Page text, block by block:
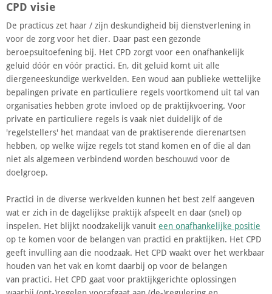
CPD visie
De practicus zet haar / zijn deskundigheid bij dienstverlening in
voor de zorg voor het dier. Daar past een gezonde
beroepsuitoefening bij. Het CPD zorgt voor een onafhankelijk
geluid dóór en vóór practici. En, dit geluid komt uit alle
diergeneeskundige werkvelden. Een woud aan publieke wettelijke
bepalingen private en particuliere regels voortkomend uit tal van
organisaties hebben grote invloed op de praktijkvoering. Voor
private en particuliere regels is vaak niet duidelijk of de
'regelstellers' het mandaat van de praktiserende dierenartsen
hebben, op welke wijze regels tot stand komen en of die al dan
niet als algemeen verbindend worden beschouwd voor de
doelgroep.
Practici in de diverse werkvelden kunnen het best zelf aangeven
wat er zich in de dagelijkse praktijk afspeelt en daar (snel) op
inspelen. Het blijkt noodzakelijk vanuit een onafhankelijke positie
op te komen voor de belangen van practici en praktijken. Het CPD
geeft invulling aan die noodzaak. Het CPD waakt over het werkbaar
houden van het vak en komt daarbij op voor de belangen
van practici. Het CPD gaat voor praktijkgerichte oplossingen